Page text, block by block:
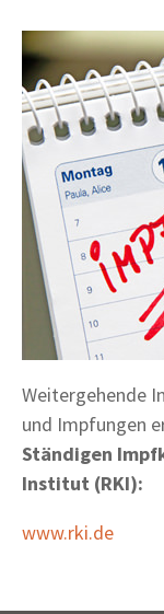
Weitergehende
und Impfungen
Ständigen
Institut (RKI):
www.rki.de